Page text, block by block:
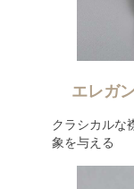
エレガ
クラシカルな
象を与える